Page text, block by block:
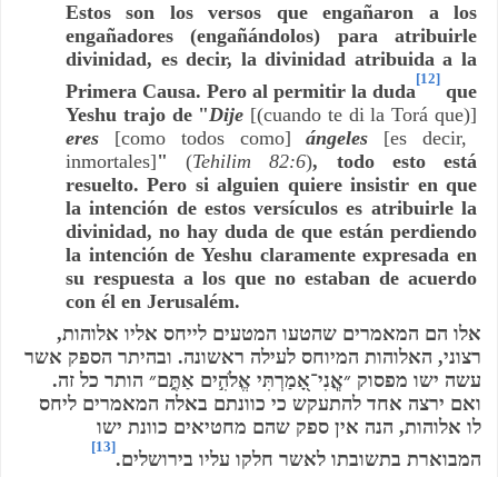
Estos son los versos que engañaron a los
engañadores (engañándolos) para atribuirle
divinidad, es decir, la divinidad atribuida a la
Primera Causa. Pero al permitir la duda
[12]
que
Yeshu trajo de "Dije [(cuando te di la Torá que)]
eres [como todos como]ángeles [es decir,
inmortales]"(Tehilim 82:6), todo esto está
resuelto. Pero si alguien quiere insistir en que
la intención de estos versículos es atribuirle la
divinidad, no hay duda de que están perdiendo
la intención de Yeshu claramente expresada en
su respuesta a los que no estaban de acuerdo
con él en Jerusalém.
אלו הם המאמרים שהטעו המטעים לייחס אליו אלוהות,
רצוני, האלוהות המיוחס לעילה ראשונה. ובהיתר הספק אשר
עשה ישו מפסוק ״אֲ‍ֽנִי־אָ֭מַרְתִּי אֱלֹהִ֣ים אַתֶּ֑ם״ הותר כל זה.
ואם ירצה אחד להתעקש כי כוונתם באלה המאמרים ליחס
לו אלוהות, הנה אין ספק שהם מחטיאים כוונת ישו
המבוארת בתשובתו לאשר חלקו עליו בירושלים.
[13]